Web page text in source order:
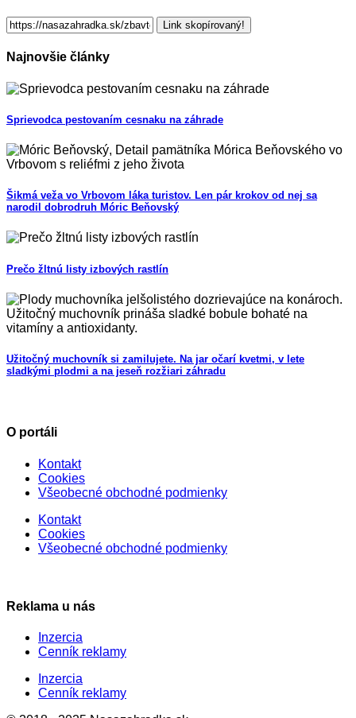
Link skopírovaný!
Najnovšie články
Sprievodca pestovaním cesnaku na záhrade
Šikmá veža vo Vrbovom láka turistov. Len pár krokov od nej sa
narodil dobrodruh Móric Beňovský
Prečo žltnú listy izbových rastlín
Užitočný muchovník si zamilujete. Na jar očarí kvetmi, v lete
sladkými plodmi a na jeseň rozžiari záhradu
O portáli
Kontakt
Cookies
Všeobecné obchodné podmienky
Kontakt
Cookies
Všeobecné obchodné podmienky
Reklama u nás
Inzercia
Cenník reklamy
Inzercia
Cenník reklamy